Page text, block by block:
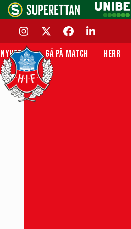
Skip
to
contentINSTAGRAM
TWITTERFACEBOOK
LINKEDIN
NYHETER GÅ PÅ MATCH HERR